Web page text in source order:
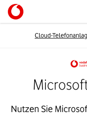
Cloud-
Nutzen Sie